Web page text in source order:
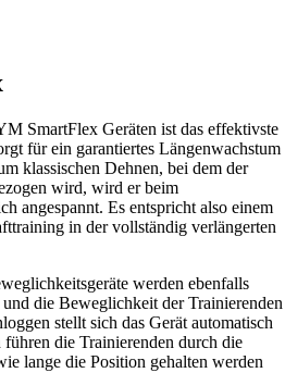
SmartFlex Geräten ist das effektivste
für ein garantiertes Längenwachstum
klassischen Dehnen, bei dem der
wird, wird er beim
angespannt. Es entspricht also einem
in der vollständig verlängerten
werden ebenfalls
die Beweglichkeit der Trainierenden
stellt sich das Gerät automatisch
die Trainierenden durch die
lange die Position gehalten werden